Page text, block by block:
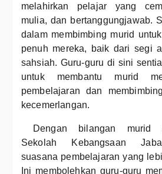
melahirkan pelajar yang
mulia, dan bertanggungjawab.
dalam membimbing murid
penuh mereka, baik dari segi
sahsiah. Guru-guru di sini
untuk membantu murid
pembelajaran dan
kecemerlangan.
Dengan bilangan murid
Sekolah Kebangsaan
suasana pembelajaran yang
Ini membolehkan guru-guru